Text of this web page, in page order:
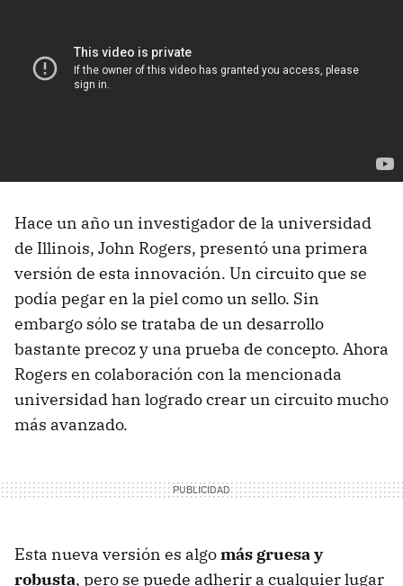
Hace un año un investigador de la universidad
de Illinois, John Rogers, presentó una primera
versión de esta innovación. Un circuito que se
podía pegar en la piel como un sello. Sin
embargo sólo se trataba de un desarrollo
bastante precoz y una prueba de concepto. Ahora
Rogers en colaboración con la mencionada
universidad han logrado crear un circuito mucho
más avanzado.
Esta nueva versión es algomás gruesa y
robusta, pero se puede adherir a cualquier lugar